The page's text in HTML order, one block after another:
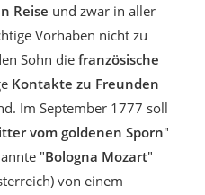
Reise und zwar in aller
Vorhaben nicht zu
Sohn die französische
Kontakte zu Freunden
Im September 1777 soll
vom goldenen Sporn"
"Bologna Mozart"
von einem